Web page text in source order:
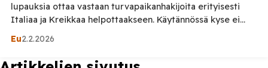
lupauksia ottaa vastaan turvapaikanhakijoita erityisesti
Italiaa ja Kreikkaa helpottaakseen. Käytännössä kyse ei
jotka jäävät varsinaisen solidaarisuuden varjoon. Euroopan
Eu2.2.2026